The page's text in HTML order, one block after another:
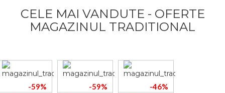
CELE MAI VANDUTE - OFERTE
MAGAZINUL TRADITIONAL
-59% -59% -46%